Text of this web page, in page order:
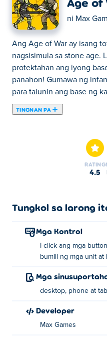
ni Max
Ang Age of War ay isang
nagsisimula sa stone age.
protektahan ang iyong
panahon! Gumawa ng
para talunin ang base ng
TINGNAN PA
RATING
4.5
Tungkol sa larong
Mga Kontrol
I-click ang mga
bumili ng mga unit at
Mga
desktop, phone at
Developer
Max Games